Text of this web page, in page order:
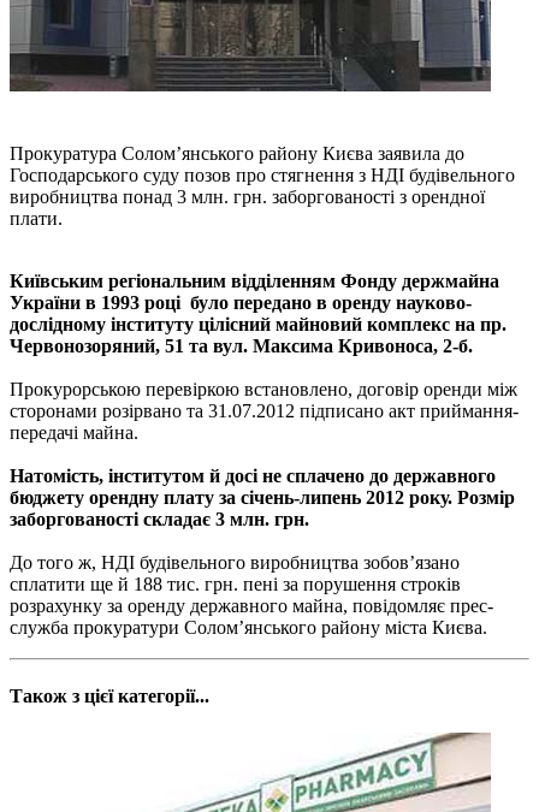
Прокуратура Солом’янського району Києва заявила до
Господарського суду позов про стягнення з НДІ будівельного
виробництва понад 3 млн. грн. заборгованості з орендної
плати.
Київським регіональним відділенням Фонду держмайна
України в 1993 році було передано в оренду науково-
дослідному інституту цілісний майновий комплекс на пр.
Червонозоряний, 51 та вул. Максима Кривоноса, 2-б.
Прокурорською перевіркою встановлено, договір оренди між
сторонами розірвано та 31.07.2012 підписано акт приймання-
передачі майна.
Натомість, інститутом й досі не сплачено до державного
бюджету орендну плату за січень-липень 2012 року. Розмір
заборгованості складає 3 млн. грн.
До того ж, НДІ будівельного виробництва зобов’язано
сплатити ще й 188 тис. грн. пені за порушення строків
розрахунку за оренду державного майна, повідомляє прес-
служба прокуратури Солом’янського району міста Києва.
Також з цієї категорії...